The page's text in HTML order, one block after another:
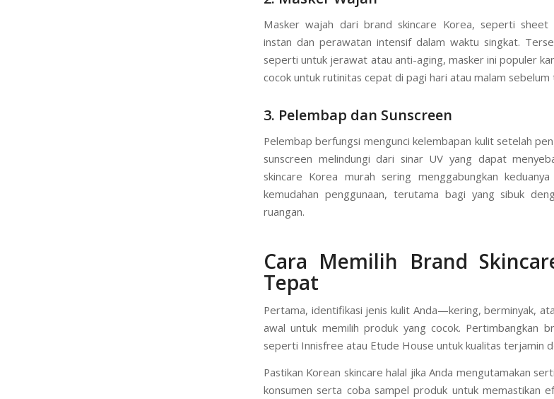
penggemar perawatan kulit dari Korea.
2. Masker Wajah
Masker wajah dari brand skincare Korea, seperti sheet
seperti untuk jerawat atau anti-aging, masker ini populer
cocok untuk rutinitas cepat di pagi hari atau malam sebelum
3. Pelembap dan Sunscreen
Pelembap berfungsi mengunci kelembapan kulit setelah
sunscreen melindungi dari sinar UV yang dapat
ruangan.
Cara Memilih Brand
Tepat
awal untuk memilih produk yang cocok. Pertimbangkan
seperti Innisfree atau Etude House untuk kualitas terjamin